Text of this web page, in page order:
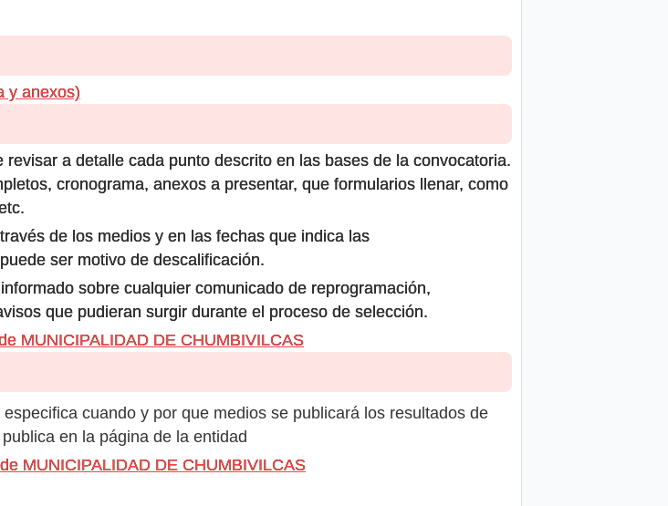
y anexos)
a detalle cada punto descrito en las bases de la convocatoria.
cronograma, anexos a presentar, que formularios llenar, como
de los medios y en las fechas que indica las
ser motivo de descalificación.
sobre cualquier comunicado de reprogramación,
que pudieran surgir durante el proceso de selección.
MUNICIPALIDAD DE CHUMBIVILCAS
cuando y por que medios se publicará los resultados de
en la página de la entidad
MUNICIPALIDAD DE CHUMBIVILCAS